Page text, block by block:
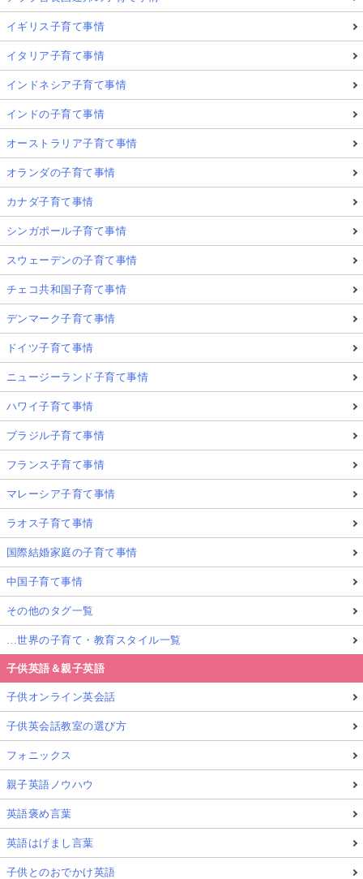
イギリス子育て事情
イタリア子育て事情
インドネシア子育て事情
インドの子育て事情
オーストラリア子育て事情
オランダの子育て事情
カナダ子育て事情
シンガポール子育て事情
スウェーデンの子育て事情
チェコ共和国子育て事情
デンマーク子育て事情
ドイツ子育て事情
ニュージーランド子育て事情
ハワイ子育て事情
ブラジル子育て事情
フランス子育て事情
マレーシア子育て事情
ラオス子育て事情
国際結婚家庭の子育て事情
中国子育て事情
その他のタグ一覧
…世界の子育て・教育スタイル一覧
子供英語＆親子英語
子供オンライン英会話
子供英会話教室の選び方
フォニックス
親子英語ノウハウ
英語褒め言葉
英語はげまし言葉
子供とのおでかけ英語